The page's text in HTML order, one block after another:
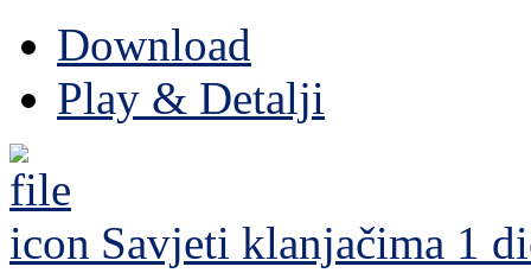
Download
Play & Detalji
Savjeti klanjačima 1